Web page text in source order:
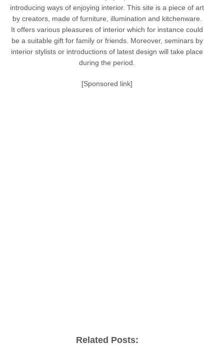
introducing ways of enjoying interior. This site is a piece of art
by creators, made of furniture, illumination and kitchenware.
It offers various pleasures of interior which for instance could
be a suitable gift for family or friends. Moreover, seminars by
interior stylists or introductions of latest design will take place
during the period.
[Sponsored link]
Related Posts: